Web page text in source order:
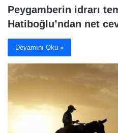
Peygamberin idrarı
Hatiboğlu’ndan net
Devamını Oku »